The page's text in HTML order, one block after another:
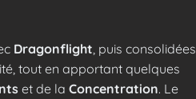
Dragonflight , puis consolidées
tout en apportant quelques
et de la Concentration. Le